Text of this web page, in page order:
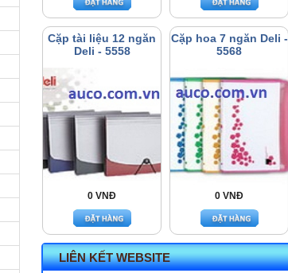
Cặp tài liệu 12 ngăn
Deli - 5558
0 VNĐ
Cặp hoa 7 ngăn Deli -
5568
0 VNĐ
LIÊN KẾT WEBSITE